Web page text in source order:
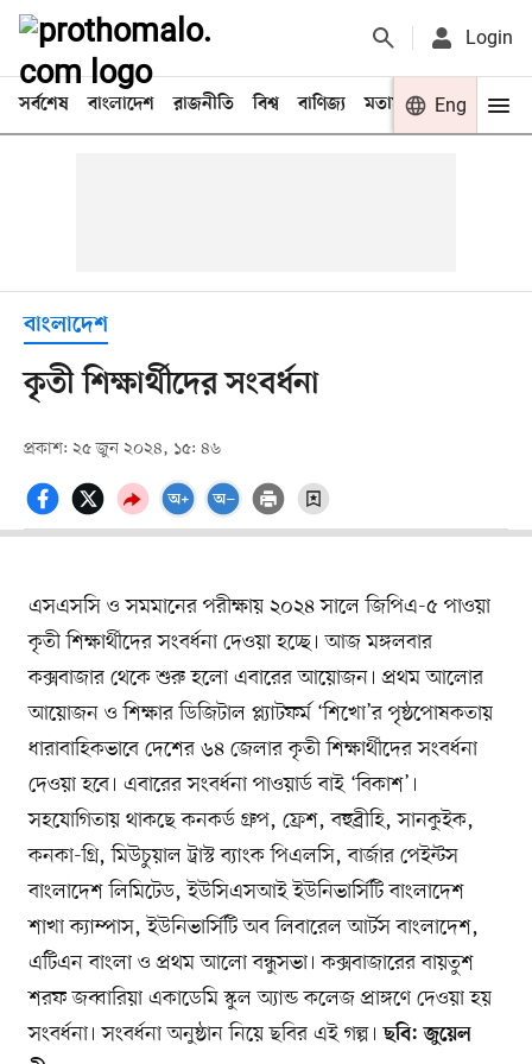
Login
সর্বশেষ বাংলাদেশ রাজনীতি বিশ্ব বাণিজ্য মতামত খেলা
Eng
বাংলাদেশ
কৃতী শিক্ষার্থীদের সংবর্ধনা
প্রকাশ: ২৫ জুন ২০২৪, ১৫: ৪৬
এসএসসি ও সমমানের পরীক্ষায় ২০২৪ সালে জিপিএ-৫ পাওয়া
কৃতী শিক্ষার্থীদের সংবর্ধনা দেওয়া হচ্ছে। আজ মঙ্গলবার
কক্সবাজার থেকে শুরু হলো এবারের আয়োজন। প্রথম আলোর
আয়োজন ও শিক্ষার ডিজিটাল প্ল্যাটফর্ম ‘শিখো’র পৃষ্ঠপোষকতায়
ধারাবাহিকভাবে দেশের ৬৪ জেলার কৃতী শিক্ষার্থীদের সংবর্ধনা
দেওয়া হবে। এবারের সংবর্ধনা পাওয়ার্ড বাই ‘বিকাশ’।
সহযোগিতায় থাকছে কনকর্ড গ্রুপ, ফ্রেশ, বহুব্রীহি, সানকুইক,
কনকা-গ্রি, মিউচুয়াল ট্রাস্ট ব্যাংক পিএলসি, বার্জার পেইন্টস
বাংলাদেশ লিমিটেড, ইউসিএসআই ইউনিভার্সিটি বাংলাদেশ
শাখা ক্যাম্পাস, ইউনিভার্সিটি অব লিবারেল আর্টস বাংলাদেশ,
এটিএন বাংলা ও প্রথম আলো বন্ধুসভা। কক্সবাজারের বায়তুশ
শরফ জব্বারিয়া একাডেমি স্কুল অ্যান্ড কলেজ প্রাঙ্গণে দেওয়া হয়
সংবর্ধনা। সংবর্ধনা অনুষ্ঠান নিয়ে ছবির এই গল্প।ছবি: জুয়েল